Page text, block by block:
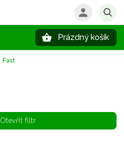
Prázdný košík
Fast
Otevřít filtr